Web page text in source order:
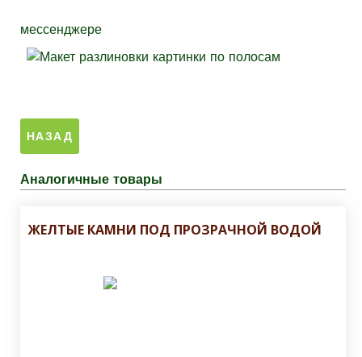
мессенджере
Аналогичные товары
ЖЕЛТЫЕ КАМНИ ПОД ПРОЗРАЧНОЙ ВОДОЙ